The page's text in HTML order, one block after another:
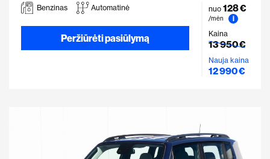
Benzinas Automatinė
Peržiūrėti pasiūlymą
nuo 128 €
/mėn
i
Kaina
13 950 €
Nauja kaina
12 990 €